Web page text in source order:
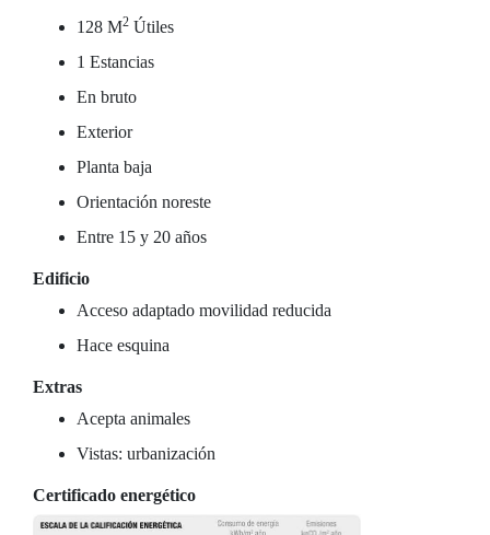
128 M2 Útiles
1 Estancias
En bruto
Exterior
Planta baja
Orientación noreste
Entre 15 y 20 años
Edificio
Acceso adaptado movilidad reducida
Hace esquina
Extras
Acepta animales
Vistas: urbanización
Certificado energético